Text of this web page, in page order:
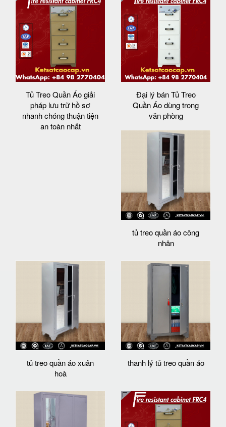
Tủ Treo Quần Áo giải
pháp lưu trữ hồ sơ
nhanh chóng thuận tiện
an toàn nhất
Đại lý bán Tủ Treo
Quần Áo dùng trong
văn phòng
tủ treo quần áo công
nhân
tủ treo quần áo xuân
hoà
thanh lý tủ treo quần áo